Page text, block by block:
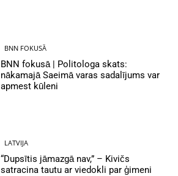
BNN FOKUSĀ
BNN fokusā | Politologa skats:
nākamajā Saeimā varas sadalījums var
apmest kūleni
LATVIJA
“Dupsītis jāmazgā nav,” – Kivičs
satracina tautu ar viedokli par ģimeni